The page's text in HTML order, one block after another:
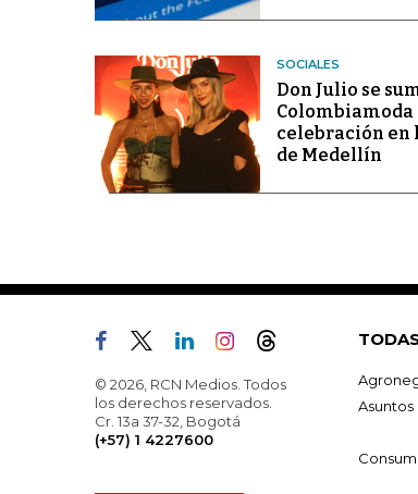
SOCIALES
Don Julio se
Colombiamoda
celebración en
de Medellín
© 2026, RCN Medios. Todos
los derechos reservados.
Cr. 13a 37-32, Bogotá
(+57) 1 4227600
Asuntos